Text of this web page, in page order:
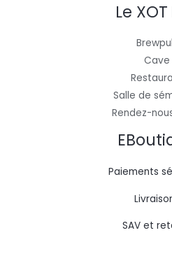
Le
Cave
Salle de
Rendez-
Paiements
SAV et